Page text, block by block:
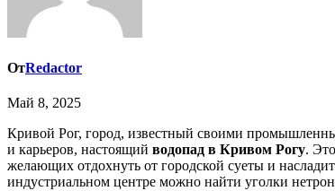
ОтRedactor
Май 8, 2025
Кривой Рог, город, известный своими промышленными масштабами и богатой историей добычи руды, таит в себе неожиданные сюрпризы. Мало кто ожидает увидеть здесь, среди терриконов
и карьеров, настоящий водопад в Кривом Рогу.
желающих отдохнуть от городской суеты и
индустриальном центре можно найти уголки